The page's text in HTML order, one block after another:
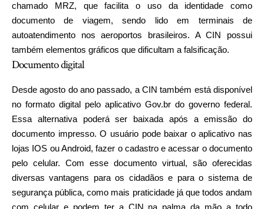
chamado MRZ, que facilita o uso da identidade como
documento de viagem, sendo lido em terminais de
autoatendimento nos aeroportos brasileiros. A CIN possui
também elementos gráficos que dificultam a falsificação.
Documento digital
Desde agosto do ano passado, a CIN também está disponível
no formato digital pelo aplicativo Gov.br do governo federal.
Essa alternativa poderá ser baixada após a emissão do
documento impresso. O usuário pode baixar o aplicativo nas
lojas IOS ou Android, fazer o cadastro e acessar o documento
pelo celular. Com esse documento virtual, são oferecidas
diversas vantagens para os cidadãos e para o sistema de
segurança pública, como mais praticidade já que todos andam
com celular e podem ter a CIN na palma da mão a todo